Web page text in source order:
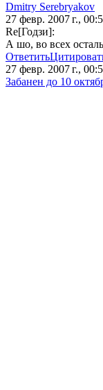
Dmitry Serebryakov
27 февр. 2007 г.,
Re[Годзи]:
А шо, во всех
Ответить
27 февр. 2007 г.,
Забанен до 10